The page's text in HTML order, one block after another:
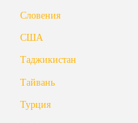
Словения
США
Таджикистан
Тайвань
Турция